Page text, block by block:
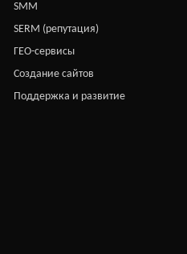
SMM
SERM (репутация)
ГЕО-сервисы
Создание сайтов
Поддержка и развитие